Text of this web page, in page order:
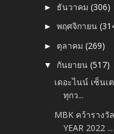
► ธันวาคม(306)
►พฤศจิกายน
► ตุลาคม(269)
▼ กันยายน(517)
เดอะไนน์ เซ็น
ทุกว...
MBK คว้ารางวั
YEAR 2022 ...